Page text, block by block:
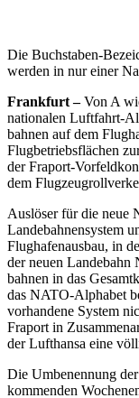
Die Buchstaben-
werden in nur einer
Frankfurt –Von A
nationalen Luftfahrt-
bahnen auf dem
Flugbetriebsflächen
der Fraport-
dem
Auslöser für die neue
Landebahnensystem
Flughafen­ausbau, in
der neuen
bahnen in das
das NATO-Alphabet
vorhandene System
Fraport in
der Lufthansa eine
Die Umbenennung
kommenden